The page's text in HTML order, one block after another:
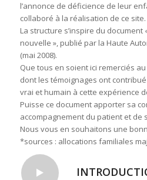
l’annonce de déficience de leur
collaboré à la réalisation de ce site.
La structure s’inspire du
nouvelle », publié par la Haute
(mai 2008).
Que tous en soient ici remerciés
dont les témoignages ont
vrai et humain à cette expérience
Puisse ce document apporter sa
accompagnement du patient et de
Nous vous en souhaitons une
*sources : allocations familiales